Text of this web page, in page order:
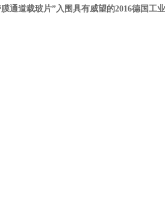
通道载玻片”入围具有威望的2016德国工